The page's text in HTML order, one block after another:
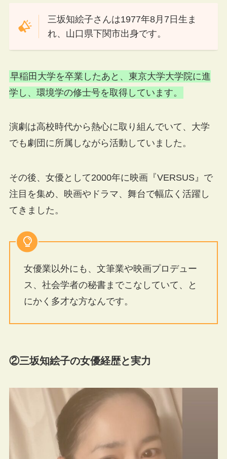
三坂知絵子さんは1977年8月7日生ま
れ、山口県下関市出身です。
早稲田大学を卒業したあと、東京大学大学院に進
学し、環境学の修士号を取得しています。
演劇は高校時代から熱心に取り組んでいて、大学
でも劇団に所属しながら活動していました。
その後、女優として2000年に映画『VERSUS』で
注目を集め、映画やドラマ、舞台で幅広く活躍し
てきました。
女優業以外にも、文筆業や映画プロデュー
ス、社会学者の秘書までこなしていて、と
にかく多才な方なんです。
②三坂知絵子の女優経歴と実力